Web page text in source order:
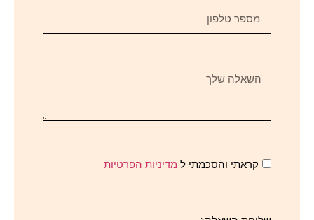
קראתי והסכמתי ל מדיניות הפרטיות